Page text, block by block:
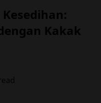
Kesedihan:
Kakak